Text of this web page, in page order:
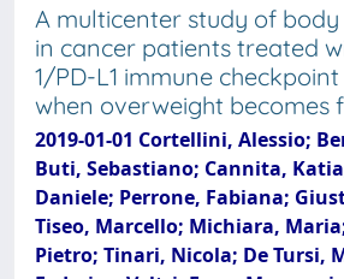
A multicenter study of body
in cancer patients treated
1/PD-L1 immune
when overweight becomes
2019-01-01 Cortellini, Alessio;
Buti, Sebastiano; Cannita,
Daniele; Perrone, Fabiana;
Tiseo, Marcello; Michiara,
Pietro; Tinari, Nicola; De Tursi,